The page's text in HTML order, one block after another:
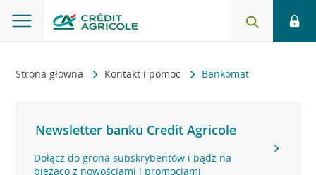
Strona główna Kontakt i pomoc Bankomat
Newsletter banku Credit Agricole
Dołącz do grona subskrybentów i bądź na
bieżąco z nowościami i promocjami